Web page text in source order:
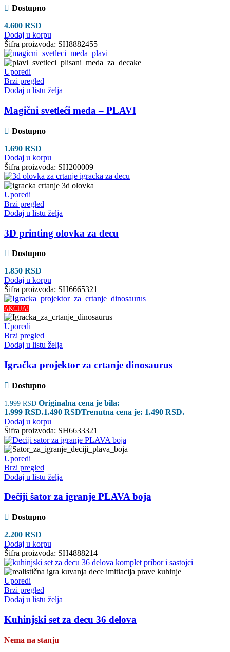
Dostupno
4.600 RSD
Dodaj u korpu
Šifra proizvoda: SH8882455
Uporedi
Brzi pregled
Dodaj u listu želja
Magični svetleći meda – PLAVI
Dostupno
1.690 RSD
Dodaj u korpu
Šifra proizvoda: SH200009
Uporedi
Brzi pregled
Dodaj u listu želja
3D printing olovka za decu
Dostupno
1.850 RSD
Dodaj u korpu
Šifra proizvoda: SH6665321
AKCIJA!
Uporedi
Brzi pregled
Dodaj u listu želja
Igračka projektor za crtanje dinosaurus
Dostupno
1.999RSD Originalna cena je bila:
1.999 RSD.1.490 RSDTrenutna cena je: 1.490 RSD.
Dodaj u korpu
Šifra proizvoda: SH6633321
Uporedi
Brzi pregled
Dodaj u listu želja
Dečiji šator za igranje PLAVA boja
Dostupno
2.200 RSD
Dodaj u korpu
Šifra proizvoda: SH4888214
Uporedi
Brzi pregled
Dodaj u listu želja
Kuhinjski set za decu 36 delova
Nema na stanju